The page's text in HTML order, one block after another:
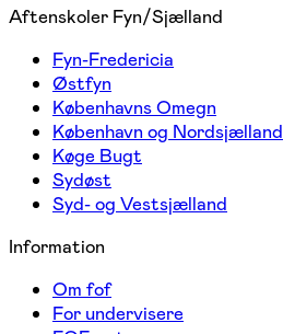
Aftenskoler Fyn/Sjælland
Fyn-Fredericia
Østfyn
Københavns Omegn
København og Nordsjælland
Køge Bugt
Sydøst
Syd- og Vestsjælland
Information
Om fof
For undervisere